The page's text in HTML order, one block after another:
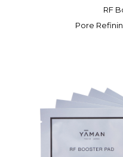
RF
Pore